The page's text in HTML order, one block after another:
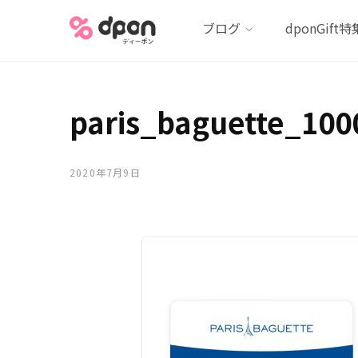
ブログ dponGift特
2020年7月9日